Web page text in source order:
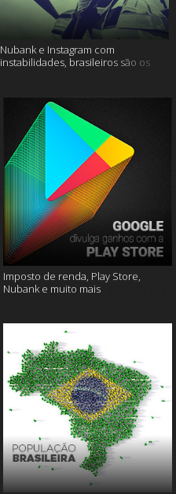
Nubank e Instagram com
instabilidades, brasileiros são os
Imposto de renda, Play Store,
Nubank e muito mais